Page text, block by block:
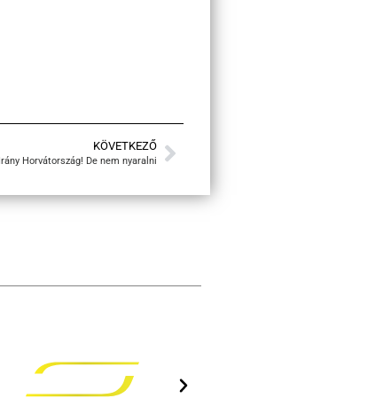
KÖVETKEZŐ
Irány Horvátország! De nem nyaralni